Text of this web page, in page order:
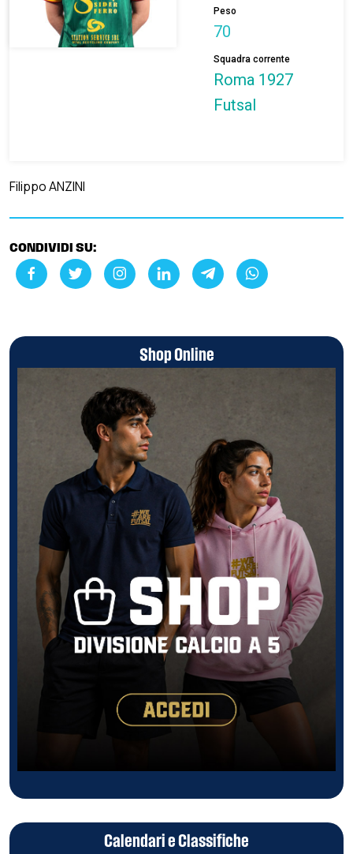
Peso
70
Squadra corrente
Roma 1927
Futsal
Filippo ANZINI
CONDIVIDI SU:
Shop Online
Calendari e Classifiche